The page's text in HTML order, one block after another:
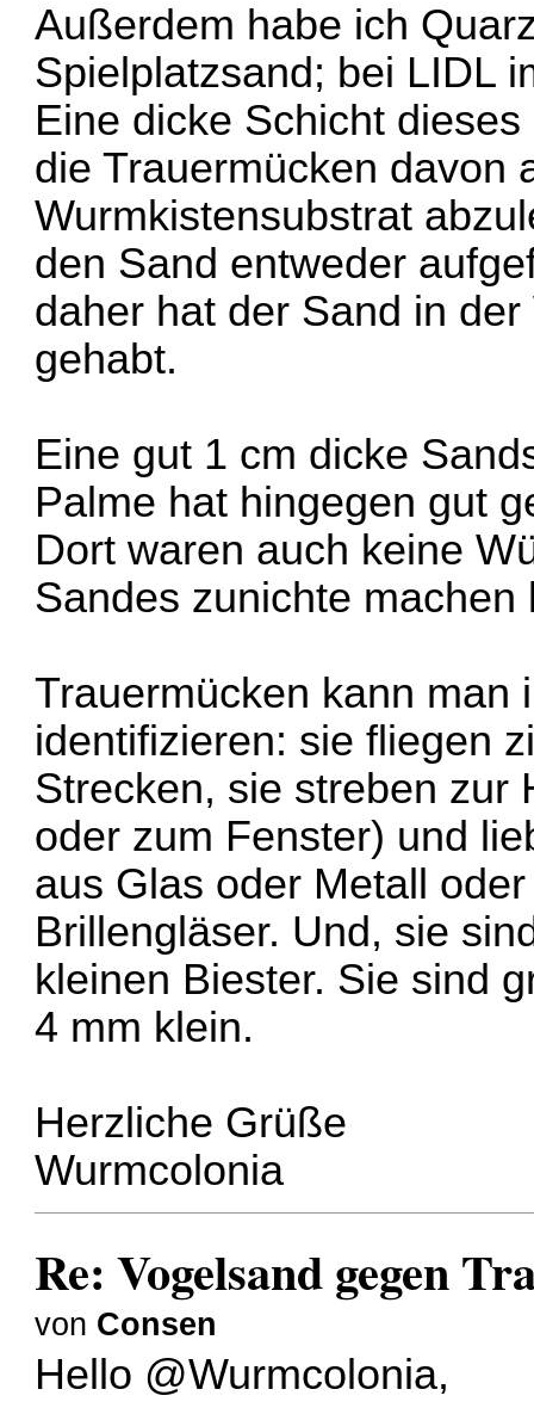
Außerdem habe ich
Spielplatzsand; bei LIDL
Eine dicke Schicht
die Trauermücken davon
Wurmkistensubstrat
den Sand entweder
daher hat der Sand in
gehabt.
Eine gut 1 cm dicke
Palme hat hingegen gut
Dort waren auch keine
Sandes zunichte machen
Trauermücken kann man
identifizieren: sie fliegen
Strecken, sie streben zur
oder zum Fenster) und
aus Glas oder Metall
Brillengläser. Und, sie
kleinen Biester. Sie sind
4 mm klein.
Herzliche Grüße
Wurmcolonia
Re: Vogelsand gegen
von Consen
Hello @Wurmcolonia,